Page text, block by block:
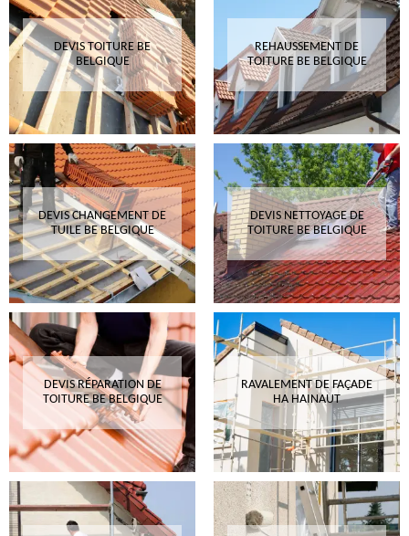
DEVIS TOITURE BE
BELGIQUE
REHAUSSEMENT DE
TOITURE BE BELGIQUE
DEVIS CHANGEMENT DE
TUILE BE BELGIQUE
DEVIS NETTOYAGE DE
TOITURE BE BELGIQUE
DEVIS RÉPARATION DE
TOITURE BE BELGIQUE
RAVALEMENT DE FAÇADE
HA HAINAUT